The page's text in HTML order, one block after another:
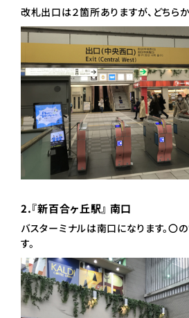
改札出口は２箇所ありますが、どちら
2.『新百合ヶ丘駅』 南口
バスターミナルは南口になります。〇
す。